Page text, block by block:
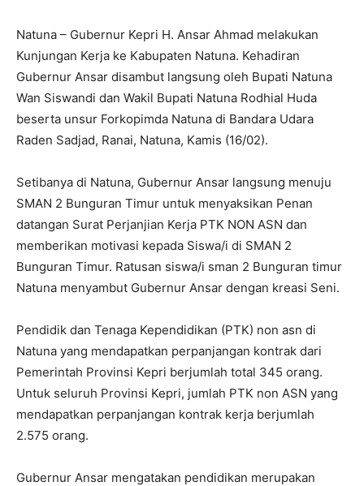
Natuna – Gubernur Kepri H. Ansar Ahmad melakukan
Kunjungan Kerja ke Kabupaten Natuna. Kehadiran
Gubernur Ansar disambut langsung oleh Bupati Natuna
Wan Siswandi dan Wakil Bupati Natuna Rodhial Huda
beserta unsur Forkopimda Natuna di Bandara Udara
Raden Sadjad, Ranai, Natuna, Kamis (16/02).
Setibanya di Natuna, Gubernur Ansar langsung menuju
SMAN 2 Bunguran Timur untuk menyaksikan Penan
datangan Surat Perjanjian Kerja PTK NON ASN dan
memberikan motivasi kepada Siswa/i di SMAN 2
Bunguran Timur. Ratusan siswa/i sman 2 Bunguran timur
Natuna menyambut Gubernur Ansar dengan kreasi Seni.
Pendidik dan Tenaga Kependidikan (PTK) non asn di
Natuna yang mendapatkan perpanjangan kontrak dari
Pemerintah Provinsi Kepri berjumlah total 345 orang.
Untuk seluruh Provinsi Kepri, jumlah PTK non ASN yang
mendapatkan perpanjangan kontrak kerja berjumlah
2.575 orang.
Gubernur Ansar mengatakan pendidikan merupakan